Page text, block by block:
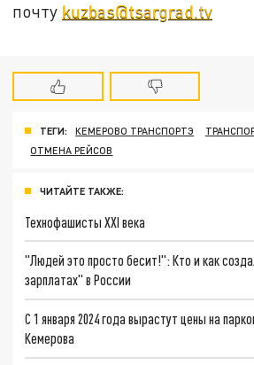
почту kuzbas@tsargrad.tv
ТЕГИ: КЕМЕРОВО ТРАНСПОРТЭ
ОТМЕНА РЕЙСОВ
ЧИТАЙТЕ ТАКЖЕ:
Технофашисты XXI века
"Людей это просто бесит!": Кто и как
зарплатах" в России
С 1 января 2024 года вырастут цены на
Кемерова